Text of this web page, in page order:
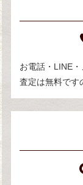
お電話・LINE
査定は無料です